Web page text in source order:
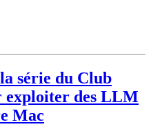
série du Club
exploiter des LLM
Mac